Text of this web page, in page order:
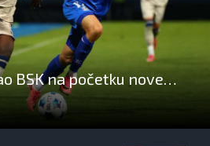
BSK na početku nove